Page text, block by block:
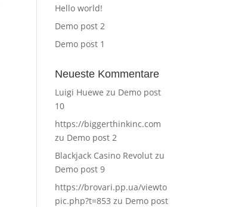
Hello world!
Demo post 2
Demo post 1
Neueste Kommentare
Luigi Huewe zu Demo post
10
https://biggerthinkinc.com
zu Demo post 2
Blackjack Casino Revolut zu
Demo post 9
https://brovari.pp.ua/viewto
pic.php?t=853 zu Demo post